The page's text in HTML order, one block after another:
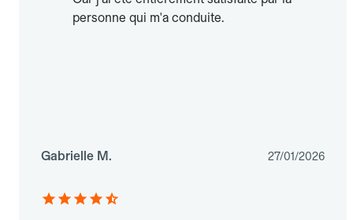
personne qui m'a conduite.
Gabrielle M. 27/01/2026